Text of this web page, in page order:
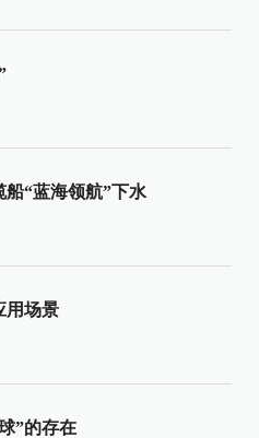
船“蓝海领航”下水
用场景
”的存在